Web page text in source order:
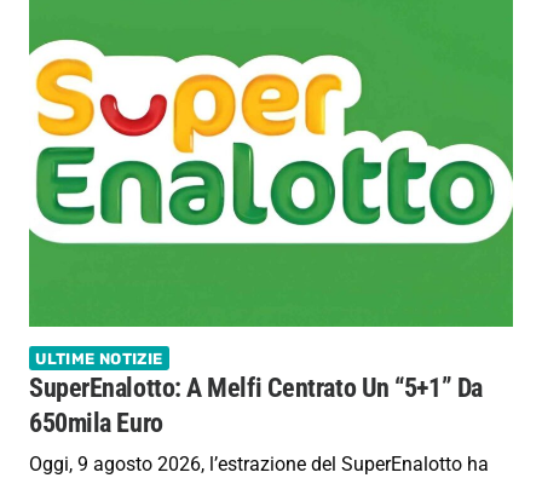
ULTIME NOTIZIE
SuperEnalotto: A Melfi Centrato Un “5+1” Da
650mila Euro
Oggi, 9 agosto 2026, l’estrazione del SuperEnalotto ha